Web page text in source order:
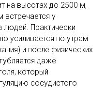
на высотах до 2500 м,
у
Практически
усиливается по утрам
и после физических
даже
который
сосудистого